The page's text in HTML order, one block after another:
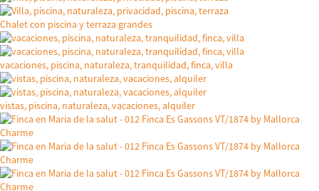
Chalet con piscina y terraza grandes
vacaciones, piscina, naturaleza, tranquilidad, finca, villa
vistas, piscina, naturaleza, vacaciones, alquiler